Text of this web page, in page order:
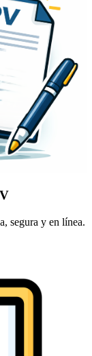
segura y en línea.